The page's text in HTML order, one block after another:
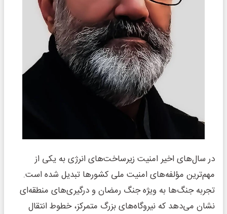
در سال‌های اخیر امنیت زیرساخت‌های انرژی به یکی از
مهم‌ترین مؤلفه‌های امنیت ملی کشورها تبدیل شده است.
تجربه جنگ‌ها به ویژه جنگ رمضان و درگیری‌های منطقه‌ای
نشان می‌دهد که نیروگاه‌های بزرگ متمرکز، خطوط انتقال